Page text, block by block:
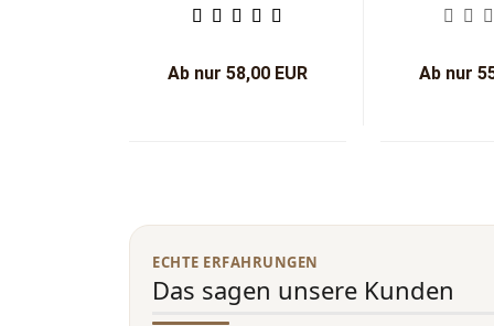
Ab nur 58,00 EUR Ab nur
ECHTE ERFAHRUNGEN
Das sagen unsere Kunden